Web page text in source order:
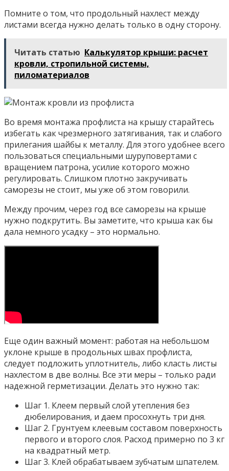
Помните о том, что продольный нахлест между
листами всегда нужно делать только в одну сторону.
Читать статью Калькулятор крыши: расчет
кровли, стропильной системы,
пиломатериалов
Во время монтажа профлиста на крышу старайтесь
избегать как чрезмерного затягивания, так и слабого
прилегания шайбы к металлу. Для этого удобнее всего
пользоваться специальными шуруповертами с
вращением патрона, усилие которого можно
регулировать. Слишком плотно закручивать
саморезы не стоит, мы уже об этом говорили.
Между прочим, через год все саморезы на крыше
нужно подкрутить. Вы заметите, что крыша как бы
дала немного усадку – это нормально.
Еще один важный момент: работая на небольшом
уклоне крыше в продольных швах профлиста,
следует подложить уплотнитель, либо класть листы
нахлестом в две волны. Все эти меры – только ради
надежной герметизации. Делать это нужно так:
Шаг 1. Клеем первый слой утепления без
дюбелирования, и даем просохнуть три дня.
Шаг 2. Грунтуем клеевым составом поверхность
первого и второго слоя. Расход примерно по 3 кг
на квадратный метр.
Шаг 3. Клей обрабатываем зубчатым шпателем.